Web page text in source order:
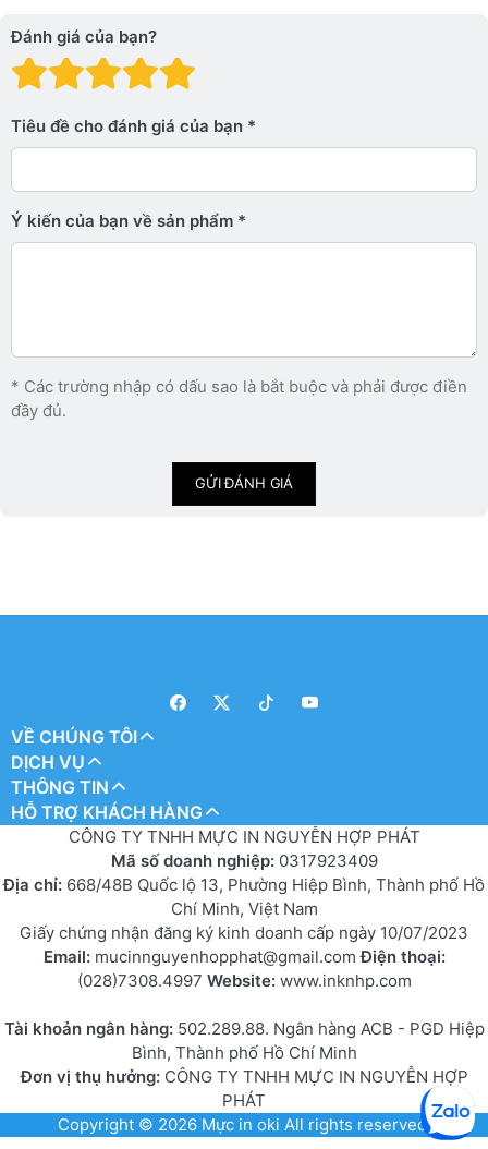
Đánh giá của bạn?
Đánh giá: 4 trên 5
Đánh giá: 3 trên 5 sao.
Đánh giá: 2 trên 5 sao.
Đánh giá: 1 trên 5 sao. Xấu
Tiêu đề cho đánh giá của bạn
Ý kiến ​​của bạn về sản phẩm
* Các trường nhập có dấu sao là bắt buộc và phải được điền
đầy đủ.
GỬI ĐÁNH GIÁ
VỀ CHÚNG TÔI
DỊCH VỤ
THÔNG TIN
HỖ TRỢ KHÁCH HÀNG
CÔNG TY TNHH MỰC IN NGUYỄN HỢP PHÁT
Mã số doanh nghiệp: 0317923409
Địa chỉ: 668/48B Quốc lộ 13, Phường Hiệp Bình, Thành phố Hồ
Chí Minh, Việt Nam
Giấy chứng nhận đăng ký kinh doanh cấp ngày 10/07/2023
Email: mucinnguyenhopphat@gmail.comĐiện thoại:
(028)7308.4997 Website: www.inknhp.com
Tài khoản ngân hàng: 502.289.88. Ngân hàng ACB - PGD Hiệp
Bình, Thành phố Hồ Chí Minh
Đơn vị thụ hưởng:CÔNG TY TNHH MỰC IN NGUYỄN HỢP
PHÁT
Copyright © 2026 Mực in oki All rights reserved.